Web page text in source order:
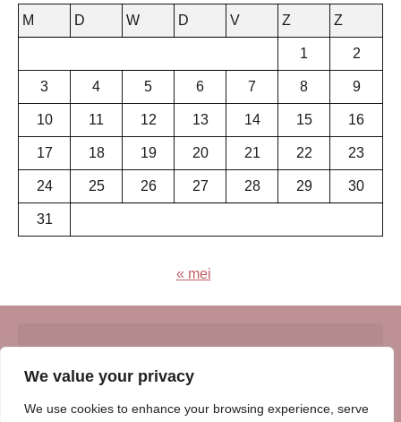
We value your privacy
We use cookies to enhance your browsing experience, serve
M
D W D V Z Z
1 2
3 4 5 6 7 8 9
10 11 12 13 14 15 16
17 18 19 20 21 22 23
24 25 26 27 28 29 30
31
« mei
© Insert Internetuitgeverij